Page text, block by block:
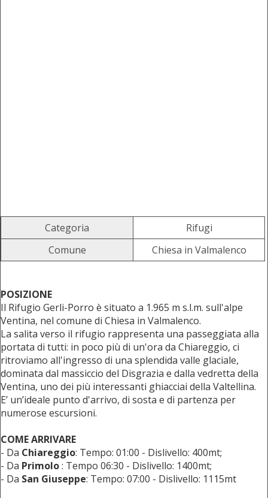
Categoria
Rifugi
Comune
Chiesa in Valmalenco
POSIZIONE
Il Rifugio Gerli-Porro è situato a 1.965 m s.l.m. sull'alpe
Ventina, nel comune di Chiesa in Valmalenco.
La salita verso il rifugio rappresenta una passeggiata alla
portata di tutti: in poco più di un'ora da Chiareggio, ci
ritroviamo all'ingresso di una splendida valle glaciale,
dominata dal massiccio del Disgrazia e dalla vedretta della
Ventina, uno dei più interessanti ghiacciai della Valtellina.
E’ un’ideale punto d'arrivo, di sosta e di partenza per
numerose escursioni.
COME ARRIVARE
- Da Chiareggio: Tempo: 01:00 - Dislivello: 400mt;
- Da Primolo: Tempo 06:30 - Dislivello: 1400mt;
- Da San Giuseppe: Tempo: 07:00 - Dislivello: 1115mt